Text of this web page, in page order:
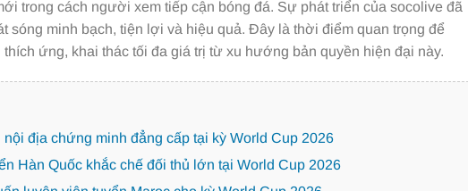
trong cách người xem tiếp cận bóng đá. Sự phát triển của socolive đã
sóng minh bạch, tiện lợi và hiệu quả. Đây là thời điểm quan trọng để
ứng, khai thác tối đa giá trị từ xu hướng bản quyền hiện đại này.
địa chứng minh đẳng cấp tại kỳ World Cup 2026
Hàn Quốc khắc chế đối thủ lớn tại World Cup 2026